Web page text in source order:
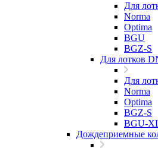
Для
Norma
Optima
BGU
BGZ-S
Для лотков
Для
Norma
Optima
BGZ-S
BGU-
Дождеприемные